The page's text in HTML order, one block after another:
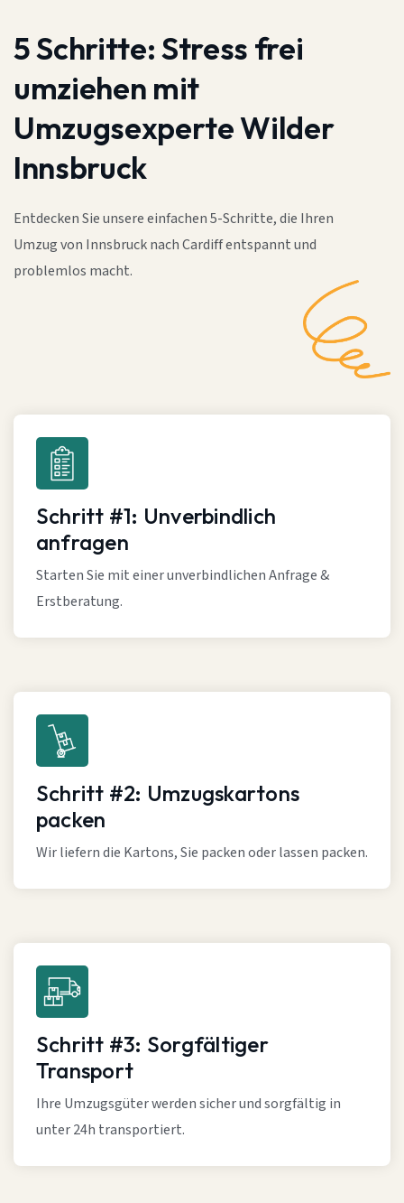
5 Schritte:Stress frei
umziehen mit
Umzugsexperte Wilder
Innsbruck
Entdecken Sie unsere einfachen 5-Schritte, die Ihren
Umzug von Innsbruck nach Cardiff entspannt und
problemlos macht.
Schritt #1: Unverbindlich
anfragen
Starten Sie mit einer unverbindlichen Anfrage &
Erstberatung.
Schritt #2: Umzugskartons
packen
Wir liefern die Kartons, Sie packen oder lassen packen.
Schritt #3: Sorgfältiger
Transport
Ihre Umzugsgüter werden sicher und sorgfältig in
unter 24h transportiert.